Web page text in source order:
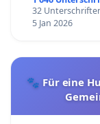
32
5 Jan 2026
🐾 Für eine